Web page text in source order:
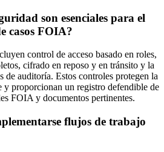
son esenciales para el
casos FOIA?
control de acceso basado en roles,
cifrado en reposo y en tránsito y la
de auditoría. Estos controles protegen la
proporcionan un registro defendible de
FOIA y documentos pertinentes.
flujos de trabajo